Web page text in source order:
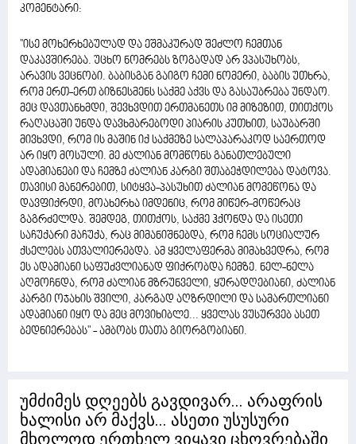
კომენტარი:
''ისე მოხერხებულად და ეშმაკურად შეძლო ჩემთან
დაკავშირება. უცხო ნომრებს ზოგადად არ ვპასუხობს,
არავის ვეცნობი. ბაბისგან გაიგო ჩემი ნომერი, ბაბის უთხრა,
რომ ერთ-ერთ ბიზნესმენს საქმე აქვს და გასაუბრება უნდაო.
მეც დავთანხმდი, შევხვდით ერთმანეთს იმ მიზეზით, თითქოს
რაღაცაში უნდა დავხმარებოდი პიარის კუთხით, საუბარში
მივხვდი, რომ ის მაშინ იქ საქმეზე სალაპარაკოდ საერთოდ
არ იყო მოსული. მე ძალიან მომწონს განათლებული
ადამიანები და ჩემზე ძალიან კარგი შთაბეჭდილება დატოვა.
თავისი მანერებით, სიტყვა-პასუხით ძალიან მომეწონა და
დავფიქრდი, მოახერხა იმდენიც, რომ მიწერ-მოწერაც
გაგრძელდა. შემდეგ, თითქოს, საქმე ჰქონდა და ისეთი
საჩუქარი მაჩუქა, რაც მიმანიშნებდა, რომ ჩემს სოციალურ
ქსელებს ათვალიერებდა. ამ ყველაფერმა მიმახვედრა, რომ
ეს ადამიანი საფუძვლიანად ფიქრობდა ჩემზე. ნელ-ნელა
აღმოჩნდა, რომ ძალიან მზრუნველი, ყურადღებიანი, ძალიან
კარგი ოჯახის შვილი, კარგად აღზრდილი და სამართლიანი
ადამიანი იყო და მეც მოვიხიბლე... ყველას ვუსურვებ ასეთ
ბედნიერებას" - ამბობს თათა გიორგობიანი.
უმძიმეს დღეებს გავდივარ... არაფრის
ხალისი არ მაქვს... ასეთი უსუსური
მხოლოდ ერთხელ ვიყავი ცხოვრებაში